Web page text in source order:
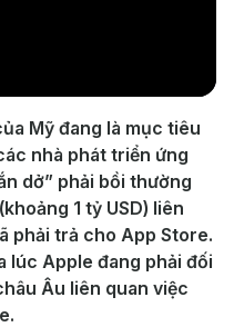
Mỹ đang là mục tiêu
nhà phát triển ứng
dở” phải bồi thường
1 tỷ USD) liên
phải trả cho App Store.
lúc Apple đang phải đối
Âu liên quan việc